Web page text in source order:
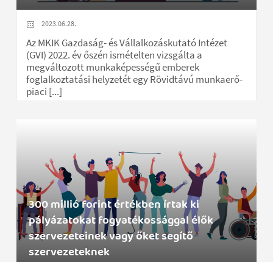
2023.06.28.
Az MKIK Gazdaság- és Vállalkozáskutató Intézet
(GVI) 2022. év őszén ismételten vizsgálta a
megváltozott munkaképességű emberek
foglalkoztatási helyzetét egy Rövidtávú munkaerő-
piaci [...]
300 millió forint értékben írtak ki
pályázatokat fogyatékossággal élők
szervezeteinek vagy őket segítő
szervezeteknek